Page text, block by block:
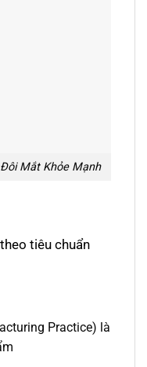
Mắt Khỏe Mạnh
tiêu chuẩn
Practice) là